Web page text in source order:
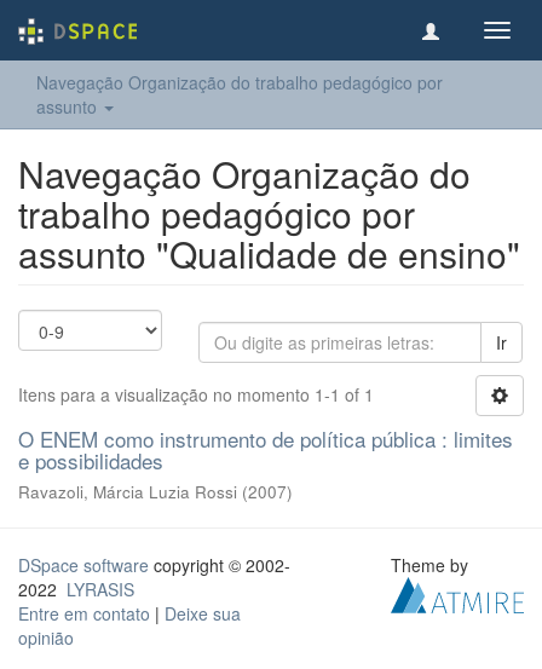
Navegação Organização do trabalho pedagógico por
assunto
Navegação Organização do
trabalho pedagógico por
assunto "Qualidade de ensino"
Ir
Itens para a visualização no momento 1-1 of 1
O ENEM como instrumento de política pública : limites
e possibilidades
Ravazoli, Márcia Luzia Rossi (2007)
DSpace software copyright © 2002-
2022 LYRASIS
Entre em contato | Deixe sua
opinião
Theme by